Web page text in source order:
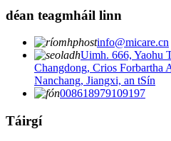
déan teagmháil linn
info@micare.cn
Uimh. 666, Yaohu
Changdong, Crios Forbartha
Nanchang, Jiangxi, an tSín
008618979109197
Táirgí